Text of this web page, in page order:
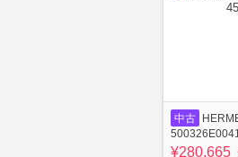
中古
500326E0041
¥280,665